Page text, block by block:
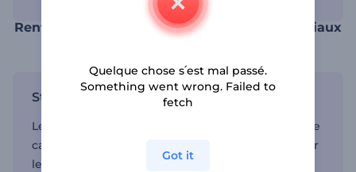
Renforcez votre présence sur les médias sociaux
grâce aux modèles de vidéos Facebook
Stimulez l'engagement
Les vidéos bien conçues sont plus susceptibles de
capter l'attention et de susciter l'engagement sur
les réseaux sociaux, ce qui vous permet
Quelque chose s՛est mal passé.
Something went wrong. Failed to
fetch
Got it